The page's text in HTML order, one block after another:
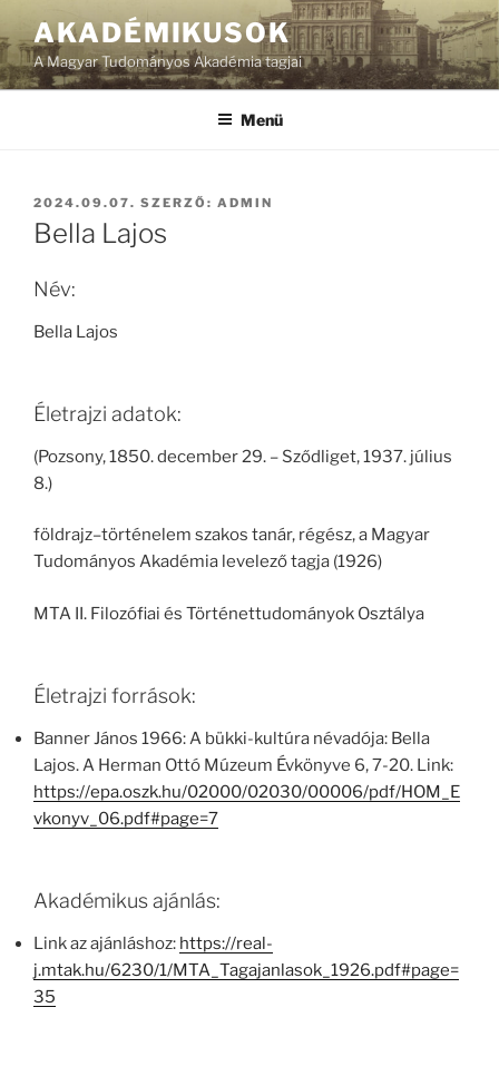
AKADÉMIKUSOK
A Magyar Tudományos Akadémia tagjai
Menü
BEKÜLDVE:
2024.09.07. SZERZŐ: ADMIN
Bella Lajos
Név:
Bella Lajos
Életrajzi adatok:
(Pozsony, 1850. december 29. – Sződliget, 1937. július
8.)
földrajz–történelem szakos tanár, régész, a Magyar
Tudományos Akadémia levelező tagja (1926)
MTA II. Filozófiai és Történettudományok Osztálya
Életrajzi források:
Banner János 1966: A bükki-kultúra névadója: Bella
Lajos. A Herman Ottó Múzeum Évkönyve 6, 7-20. Link:
https://epa.oszk.hu/02000/02030/00006/pdf/HOM_E
vkonyv_06.pdf#page=7
Akadémikus ajánlás:
Link az ajánláshoz: https://real-
j.mtak.hu/6230/1/MTA_Tagajanlasok_1926.pdf#page=
35